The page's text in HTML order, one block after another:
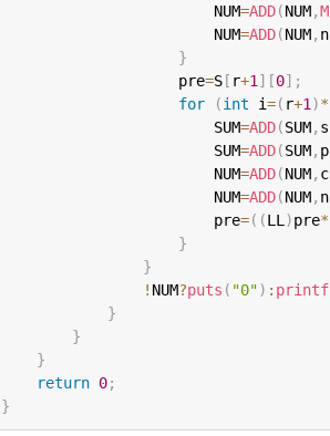
                        NUM
=ADD(NUM,
                        NUM
=ADD(NUM,
}
                    pre
=S [ r+1 ] [0] ;
for
(int i=( r+1 )*
                        SUM
=ADD(SUM,
                        SUM
=ADD(SUM,
                        NUM
=ADD(NUM,
                        NUM
=ADD(NUM,
                        pre
=( (LL )pre*
}
}
! NUM?puts ( "0") : printf
}
}
}
return 0;
}